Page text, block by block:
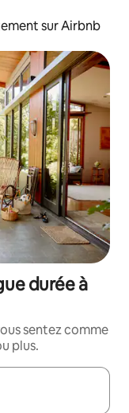
sur Airbnb
durée à
sentez comme
plus.
les flèches vers le